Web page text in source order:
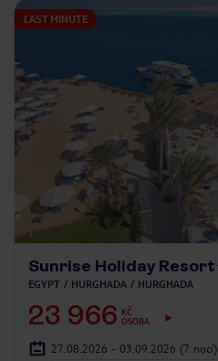
LAST MINUTE
Sunrise Holiday Resort
EGYPT HURGHADA HURGHADA
23 966 KČ
OSOBA
27.08.2026 - 03.09.2026 (7 nocí)